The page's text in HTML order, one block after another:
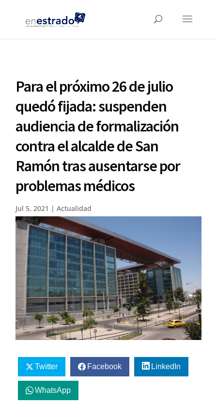
Para el próximo 26 de julio
quedó fijada: suspenden
audiencia de formalización
contra el alcalde de San
Ramón tras ausentarse por
problemas médicos
Jul 5, 2021 |Actualidad
Twitter Facebook LinkedIn
WhatsApp